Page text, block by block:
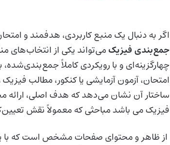
اگر به دنبال یک منبع کاربردی، هدفمند و
جمع‌بندی فیزیک می‌تواند یکی از
چهارگزینه‌ای و با رویکردی کاملاً
امتحان، آزمون آزمایشی یا کنکور، مطالب
ساختار آن نشان می‌دهد که هدف اصلی، ارائه‌
فیزیک می باشد مباحثی که معمولاً نقش
از ظاهر و محتوای صفحات مشخص است که با